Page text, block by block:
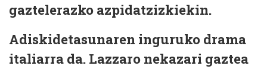
gaztelerazko azpidatzizkiekin.
Adiskidetasunaren inguruko drama
italiarra da. Lazzaro nekazari gaztea